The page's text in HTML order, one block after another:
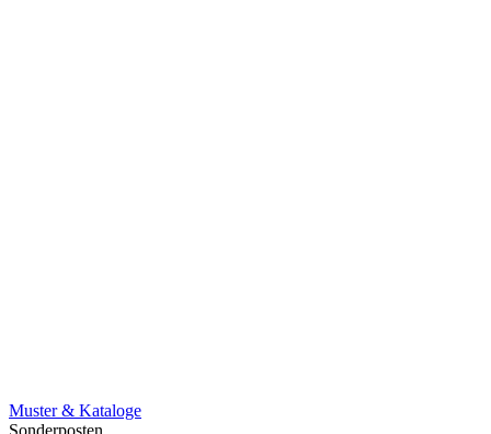
Muster & Kataloge
Sonderposten